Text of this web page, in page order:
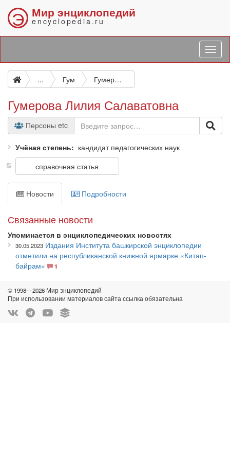
Э Мир энциклопедий
encyclopedia.ru
... Гум Гумерова Лилия Салаватовна
Гумерова Лилия Салаватовна
Персоны etc
Учёная степень
кандидат педагогических наук
справочная статья
Новости Подробности
Связанные новости
Упоминается в энциклопедических новостях
30.05.2023 Издания Института башкирской энциклопедии
отметили на республиканской книжной ярмарке «Китап-
байрам»
1
© 1998—2026 Мир энциклопедий
При использовании материалов сайта ссылка обязательна